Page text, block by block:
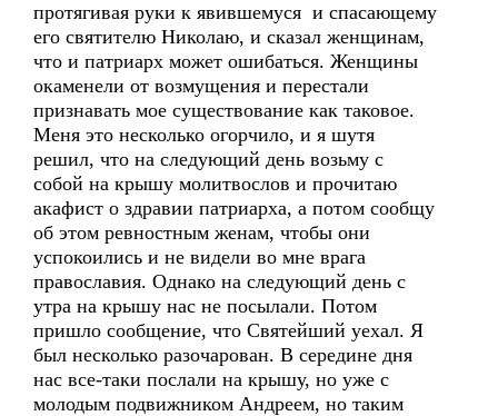
протягивая руки к явившемуся и спасающему
его святителю Николаю, и сказал женщинам,
что и патриарх может ошибаться. Женщины
окаменели от возмущения и перестали
признавать мое существование как таковое.
Меня это несколько огорчило, и я шутя
решил, что на следующий день возьму с
собой на крышу молитвослов и прочитаю
акафист о здравии патриарха, а потом сообщу
об этом ревностным женам, чтобы они
успокоились и не видели во мне врага
православия. Однако на следующий день с
утра на крышу нас не посылали. Потом
пришло сообщение, что Святейший уехал. Я
был несколько разочарован. В середине дня
нас все-таки послали на крышу, но уже с
молодым подвижником Андреем, но таким